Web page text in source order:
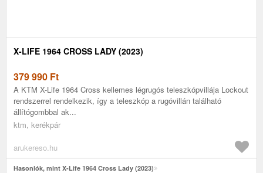
X-LIFE 1964 CROSS LADY (2023)
379 990 Ft
A KTM X-Life 1964 Cross kellemes légrugós teleszkópvillája Lockout
rendszerrel rendelkezik, így a teleszkóp a rugóvillán található
állítógombbal ak...
ktm, kerékpár
arukereso.hu
Hasonlók, mint X-Life 1964 Cross Lady (2023)